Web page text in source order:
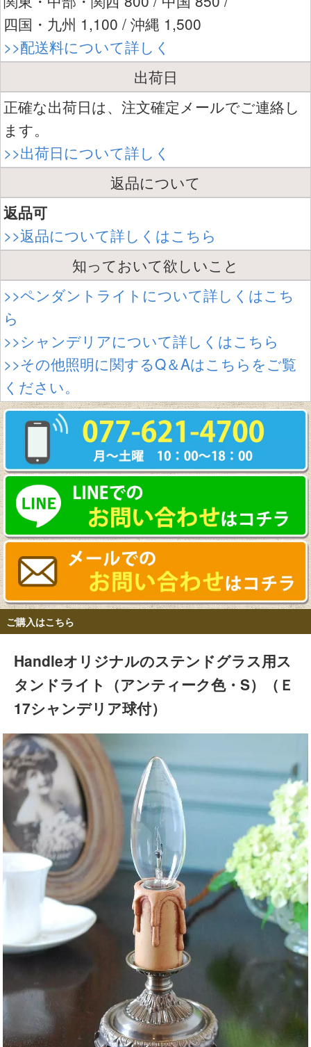
四国・九州 1,100 / 沖縄 1,500
>>配送料について詳しく
出荷日
正確な出荷日は、注文確定メールでご連絡し
ます。
>>出荷日について詳しく
返品について
返品可
>>返品について詳しくはこちら
知っておいて欲しいこと
>>ペンダントライトについて詳しくはこち
ら
>>シャンデリアについて詳しくはこちら
>>その他照明に関するQ＆Aはこちらをご覧
ください。
ご購入はこちら
Handleオリジナルのステンドグラス用ス
タンドライト（アンティーク色・S）（Ｅ
17シャンデリア球付）